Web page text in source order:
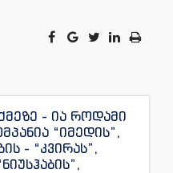
- ია როდამი
“იმედის”,
- “კვირას”,